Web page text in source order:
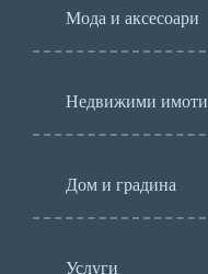
Мода и аксесоари
Недвижими имоти
Дом и градина
Услуги